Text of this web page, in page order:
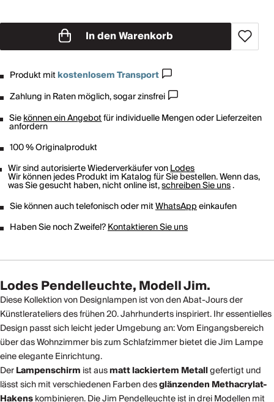
In den Warenkorb
Produkt mitkostenlosem Transport
Zahlung in Raten möglich, sogar zinsfrei
Siekönnen ein Angebotfür individuelle Mengen oder Lieferzeiten
anfordern
100 % Originalprodukt
Wir sind autorisierte Wiederverkäufer vonLodes
Wir können jedes Produkt im Katalog für Sie bestellen. Wenn das,
was Sie gesucht haben, nicht online ist,schreiben Sie uns.
Sie können auch telefonisch oder mitWhatsAppeinkaufen
Haben Sie noch Zweifel?Kontaktieren Sie uns
Lodes Pendelleuchte, Modell Jim.
Diese Kollektion von Designlampen ist von den Abat-Jours der
Künstlerateliers des frühen 20. Jahrhunderts inspiriert. Ihr essentielles
Design passt sich leicht jeder Umgebung an: Vom Eingangsbereich
über das Wohnzimmer bis zum Schlafzimmer bietet die Jim Lampe
eine elegante Einrichtung.
DerLampenschirm ist ausmatt lackiertem Metallgefertigt und
lässt sich mit verschiedenen Farben desglänzenden Methacrylat-
Hakenskombinieren. Die Jim Pendelleuchte ist in drei Modellen mit